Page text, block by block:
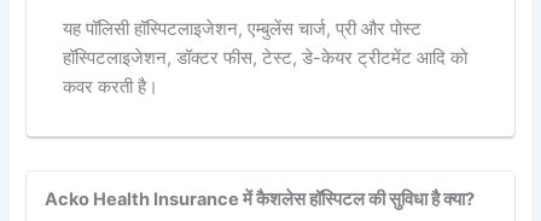
यह पॉलिसी हॉस्पिटलाइजेशन, एम्बुलेंस चार्ज, प्री और पोस्ट
हॉस्पिटलाइजेशन, डॉक्टर फीस, टेस्ट, डे-केयर ट्रीटमेंट आदि को
कवर करती है।
Acko Health Insurance में कैशलेस हॉस्पिटल की सुविधा है क्या?